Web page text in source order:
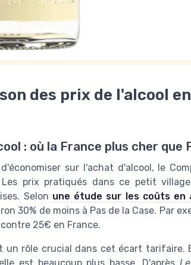
des prix de l'alcool
: où la France plus cher que
sur l'achat d'alcool, le
Les prix pratiqués dans ce petit
Selon une étude sur les coûts en
30% de moins à Pas de la Case. Par
contre 25€ en France.
un rôle crucial dans cet écart tarifaire.
est beaucoup plus basse. D'après